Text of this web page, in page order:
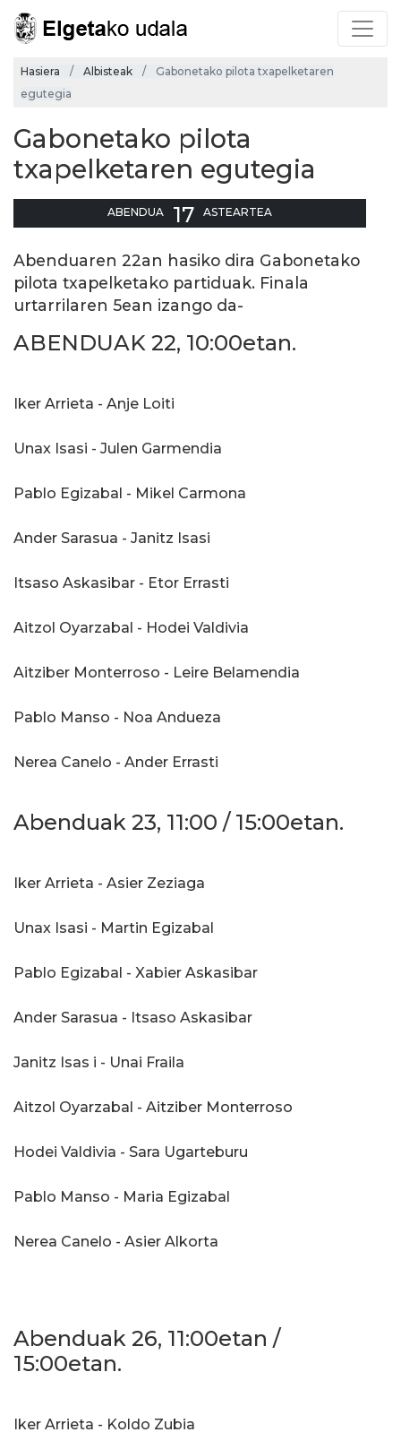
Hasiera Albisteak
Gabonetako pilota txapelketaren
egutegia
Gabonetako pilota
txapelketaren egutegia
ABENDUA 17 ASTEARTEA
Abenduaren 22an hasiko dira Gabonetako
pilota txapelketako partiduak. Finala
urtarrilaren 5ean izango da-
ABENDUAK 22, 10:00etan.
Iker Arrieta - Anje Loiti
Unax Isasi - Julen Garmendia
Pablo Egizabal - Mikel Carmona
Ander Sarasua - Janitz Isasi
Itsaso Askasibar - Etor Errasti
Aitzol Oyarzabal - Hodei Valdivia
Aitziber Monterroso - Leire Belamendia
Pablo Manso - Noa Andueza
Nerea Canelo - Ander Errasti
Abenduak 23, 11:00 / 15:00etan.
Iker Arrieta - Asier Zeziaga
Unax Isasi - Martin Egizabal
Pablo Egizabal - Xabier Askasibar
Ander Sarasua - Itsaso Askasibar
Janitz Isas i - Unai Fraila
Aitzol Oyarzabal - Aitziber Monterroso
Hodei Valdivia - Sara Ugarteburu
Pablo Manso - Maria Egizabal
Nerea Canelo - Asier Alkorta
Abenduak 26, 11:00etan /
15:00etan.
Iker Arrieta - Koldo Zubia